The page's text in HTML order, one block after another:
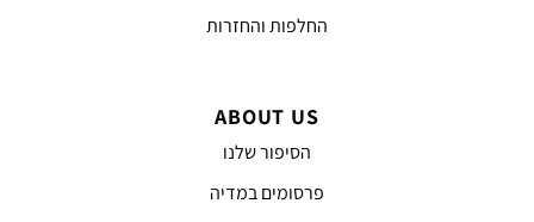
החלפות והחזרות
ABOUT US
הסיפור שלנו
פרסומים במדיה